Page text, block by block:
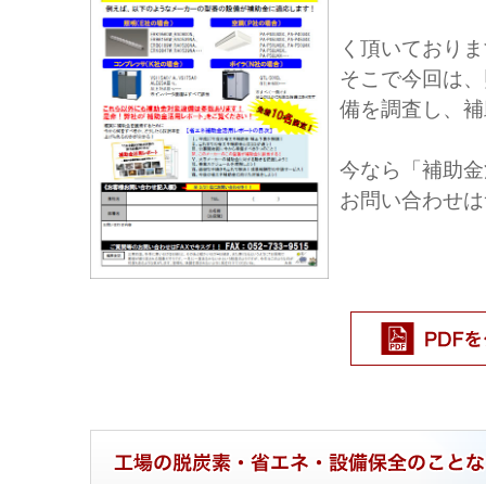
く頂いており
そこで今回は
備を調査し、
今なら「補助
お問い合わせ